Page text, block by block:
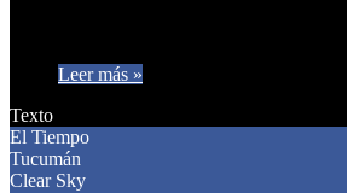
Leer más »
Texto
El Tiempo
Tucumán
Clear Sky